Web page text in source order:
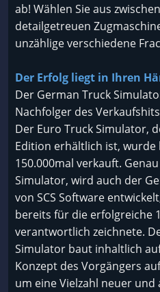
ab! Wählen Sie aus
detailgetreuen
unzählige verschiedene
Der Erfolg liegt in Ihren
Der German Truck
Nachfolger des
Der Euro Truck Simulator,
Edition erhältlich ist, wurde
150.000mal verkauft.
Simulator, wird auch der
von SCS Software
bereits für die erfolgreiche
verantwortlich zeichnete.
Simulator baut inhaltlich
Konzept des Vorgängers
um eine Vielzahl neuer